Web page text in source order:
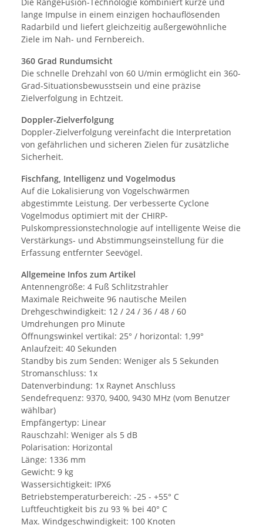
lange Impulse in einem einzigen hochauflösenden
Radarbild und liefert gleichzeitig außergewöhnliche
Ziele im Nah- und Fernbereich.
360 Grad Rundumsicht
Die schnelle Drehzahl von 60 U/min ermöglicht ein 360-
Grad-Situationsbewusstsein und eine präzise
Zielverfolgung in Echtzeit.
Doppler-Zielverfolgung
Doppler-Zielverfolgung vereinfacht die Interpretation
von gefährlichen und sicheren Zielen für zusätzliche
Sicherheit.
Fischfang, Intelligenz und Vogelmodus
Auf die Lokalisierung von Vogelschwärmen
abgestimmte Leistung. Der verbesserte Cyclone
Vogelmodus optimiert mit der CHIRP-
Pulskompressionstechnologie auf intelligente Weise die
Verstärkungs- und Abstimmungseinstellung für die
Erfassung entfernter Seevögel.
Allgemeine Infos zum Artikel
Antennengröße: 4 Fuß Schlitzstrahler
Maximale Reichweite 96 nautische Meilen
Drehgeschwindigkeit: 12 / 24 / 36 / 48 / 60
Umdrehungen pro Minute
Öffnungswinkel vertikal: 25° / horizontal: 1,99°
Anlaufzeit: 40 Sekunden
Standby bis zum Senden: Weniger als 5 Sekunden
Stromanschluss: 1x
Datenverbindung: 1x Raynet Anschluss
Sendefrequenz: 9370, 9400, 9430 MHz (vom Benutzer
wählbar)
Empfängertyp: Linear
Rauschzahl: Weniger als 5 dB
Polarisation: Horizontal
Länge: 1336 mm
Gewicht: 9 kg
Wassersichtigkeit: IPX6
Betriebstemperaturbereich: -25 - +55° C
Luftfeuchtigkeit bis zu 93 % bei 40° C
Max. Windgeschwindigkeit: 100 Knoten